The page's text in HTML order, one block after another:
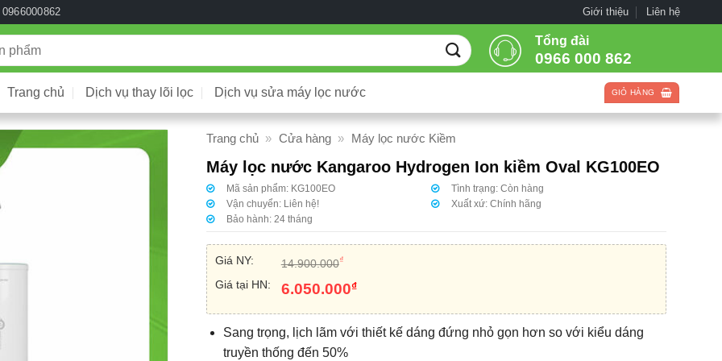
0966000862 Giới thiệu Liên hệ
Tổng đài
0966 000 862
Trang chủ Dịch vụ thay lõi lọc Dịch vụ sửa máy lọc nước GIỎ HÀNG
Trang chủ » Cửa hàng » Máy lọc nước Kiềm
Máy lọc nước Kangaroo Hydrogen Ion kiềm Oval KG100EO
Mã sản phẩm: KG100EO Tình trạng: Còn hàng
Vận chuyển: Liên hệ! Xuất xứ:Chính hãng
Bảo hành: 24 tháng
Giá NY: 14.900.000₫
Giá tại HN: 6.050.000₫
Sang trọng, lịch lãm với thiết kế dáng đứng nhỏ gọn hơn so với kiểu dáng
truyền thống đến 50%